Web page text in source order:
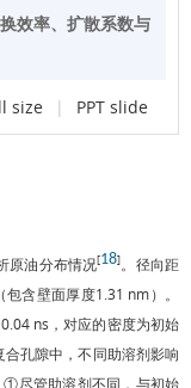
效率、扩散系数与
size | PPT slide
原油分布情况[18] 。径向距
含壁面厚度1.31 nm）。
ns，对应的密度为初始
合孔隙中，不同助溶剂影响
①尽管助溶剂不同，与初始